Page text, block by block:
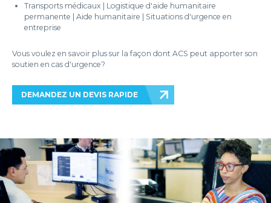
Transports médicaux | Logistique d'aide humanitaire
permanente | Aide humanitaire | Situations d'urgence en
entreprise
Vous voulez en savoir plus sur la façon dont ACS peut apporter son
soutien en cas d'urgence?
DEMANDEZ UN DEVIS RAPIDE